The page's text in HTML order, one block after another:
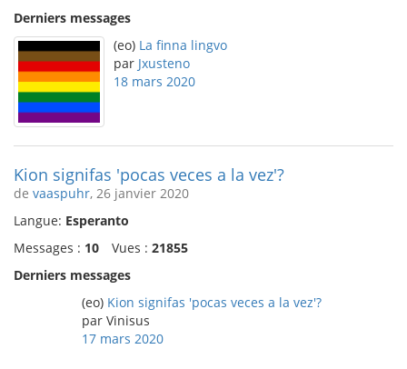
Derniers messages
(eo) La finna lingvo
par Jxusteno
18 mars 2020
Kion signifas 'pocas veces a la vez'?
de vaaspuhr, 26 janvier 2020
Langue: Esperanto
Messages : 10 Vues : 21855
Derniers messages
(eo) Kion signifas 'pocas veces a la vez'?
par Vinisus
17 mars 2020